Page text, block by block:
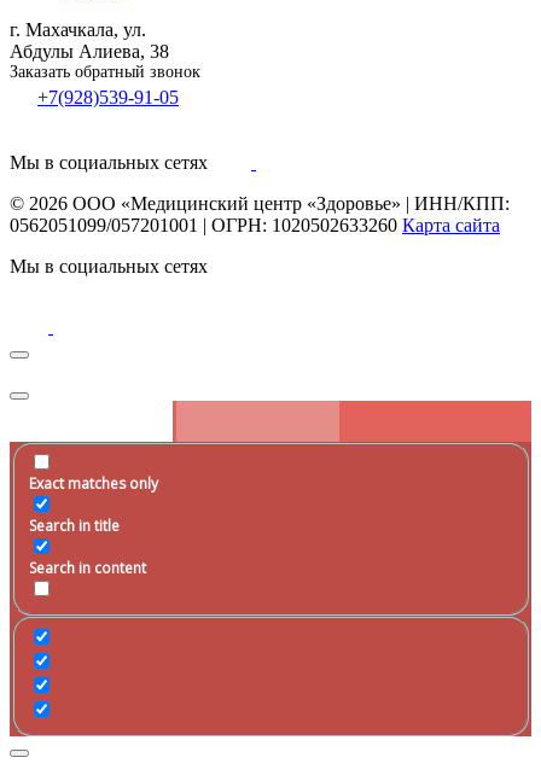
г. Махачкала, ул.
Абдулы Алиева, 38
Заказать обратный звонок
+7(928)539-91-05
Мы в социальных сетях
© 2026 ООО «Медицинский центр «Здоровье» | ИНН/КПП:
0562051099/057201001 | ОГРН: 1020502633260 Карта сайта
Мы в социальных сетях
Exact matches only
Search in title
Search in content